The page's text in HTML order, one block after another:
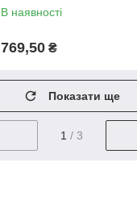
В наявності
769,50 ₴
Показати ще
1 / 3